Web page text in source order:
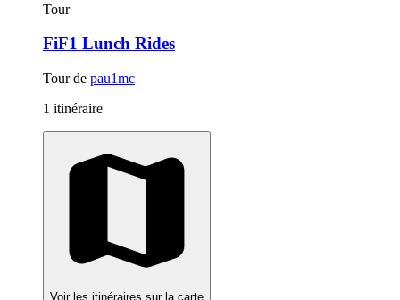
Tour
FiF1 Lunch Rides
Tour de pau1mc
1 itinéraire
Voir les itinéraires sur la carte